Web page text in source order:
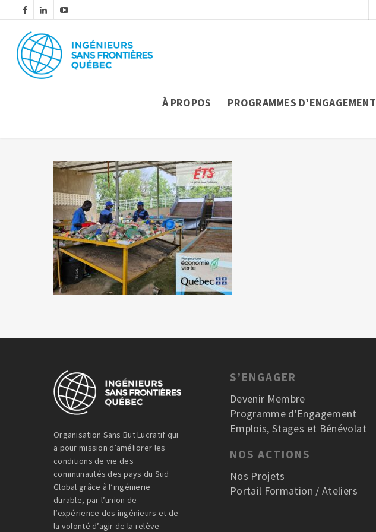
À PROPOS PROGRAMMES D’ENGAGEMENT
Organisation Sans But Lucratif qui
a pour mission d’améliorer les
conditions de vie des
communautés des pays du Sud
Global grâce à l’ingénierie
durable, par l’union de
l’expérience des ingénieurs et de
la volonté d’agir de la relève
S’ENGAGER
Devenir Membre
Programme d'Engagement
Emplois, Stages et Bénévolat
NOS ACTIONS
Nos Projets
Portail Formation / Ateliers